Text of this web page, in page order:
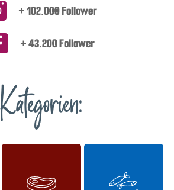
+ 102.000 Follower
+ 43.200 Follower
Kategorien: